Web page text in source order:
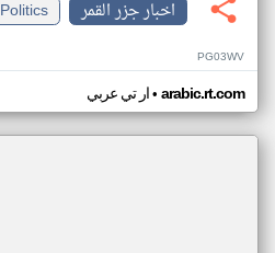
اخبار جزر القمر
Politics
PG03WV
ار تي عربي• arabic.rt.com